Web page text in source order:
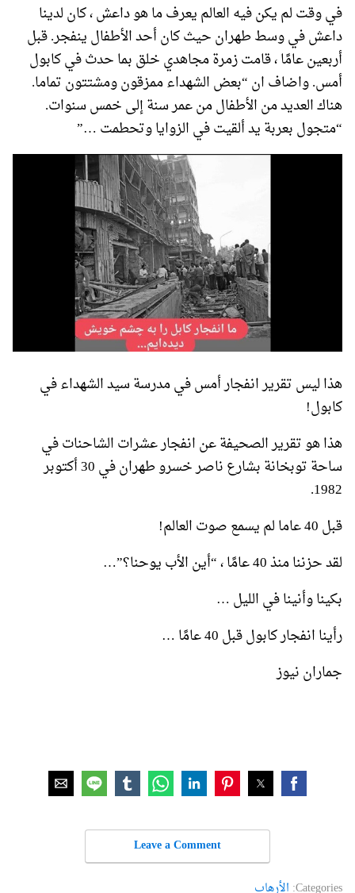
في وقت لم يكن فيه العالم يعرف ما هو داعش ، كان لدينا
داعش في وسط طهران حيث كان أحد الأطفال ينفجر. قبل
أربعين عامًا ، قامت زمرة مجاهدي خلق بما حدث في كابول
أمس. واضاف ان “بعض الشهداء ممزقون ومشتتون تماما.
هناك العديد من الأطفال من عمر سنة إلى خمس سنوات.
“متجول بعربة يد ألقيت في الزوايا وتحطمت …”
هذا ليس تقرير انفجار أمس في مدرسة سيد الشهداء في
كابول!
هذا هو تقرير الصحيفة عن انفجار عشرات الشاحنات في
ساحة توبخانة بشارع ناصر خسرو طهران في 30 أكتوبر
1982.
قبل 40 عاما لم يسمع صوت العالم!
لقد حزننا منذ 40 عامًا ، “أين الأب يوحنا؟”…
بكينا وأنينا في الليل …
رأينا انفجار كابول قبل 40 عامًا …
جماران نيوز
Leave a Comment
Categories: الأرهاب